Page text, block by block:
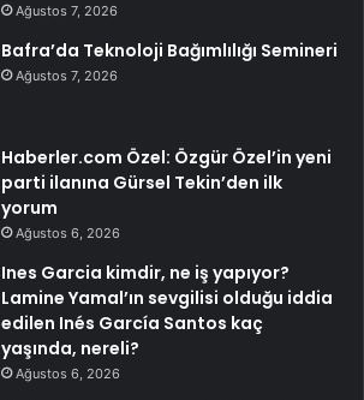
Ağustos 7, 2026
Bafra’da Teknoloji Bağımlılığı Semineri
Ağustos 7, 2026
Haberler.com Özel: Özgür Özel’in yeni
parti ilanına Gürsel Tekin’den ilk
yorum
Ağustos 6, 2026
Ines Garcia kimdir, ne iş yapıyor?
Lamine Yamal’ın sevgilisi olduğu iddia
edilen Inés García Santos kaç
yaşında, nereli?
Ağustos 6, 2026